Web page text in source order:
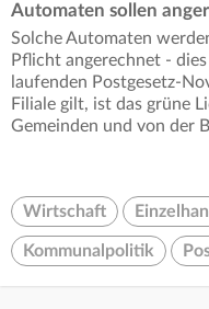
Automaten sollen
Solche Automaten
Pflicht angerechnet -
laufenden Postgesetz-
Filiale gilt, ist das grüne
Gemeinden und von der
Wirtschaft
Kommunalpolitik